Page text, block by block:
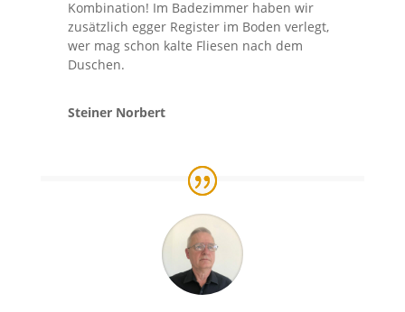
Kombination! Im Badezimmer haben wir
zusätzlich egger Register im Boden verlegt,
wer mag schon kalte Fliesen nach dem
Duschen.
Steiner Norbert